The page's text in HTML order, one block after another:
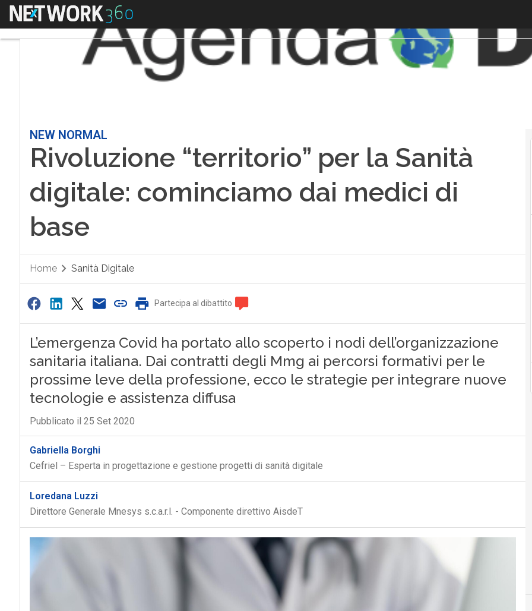
Menu
NEW NORMAL
Rivoluzione “territorio” per la Sanità
digitale: cominciamo dai medici di
base
Home Sanità Digitale
Partecipa al dibattito
L’emergenza Covid ha portato allo scoperto i nodi dell’organizzazione
sanitaria italiana. Dai contratti degli Mmg ai percorsi formativi per le
prossime leve della professione, ecco le strategie per integrare nuove
tecnologie e assistenza diffusa
Pubblicato il 25 Set 2020
Gabriella Borghi
Cefriel – Esperta in progettazione e gestione progetti di sanità digitale
Loredana Luzzi
Direttore Generale Mnesys s.c.a.r.l. - Componente direttivo AisdeT